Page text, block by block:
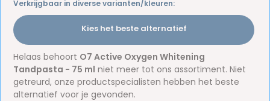
Verkrijgbaar in diverse varianten/kleuren:
Kies het beste alternatief
Helaas behoort O7 Active Oxygen Whitening
Tandpasta - 75 ml niet meer tot ons assortiment. Niet
getreurd, onze productspecialisten hebben het beste
alternatief voor je gevonden.